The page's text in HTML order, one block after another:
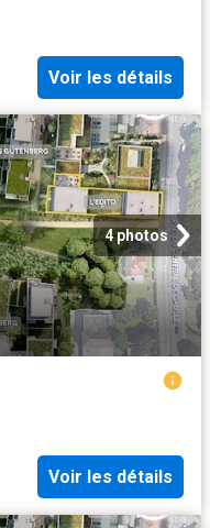
Voir les détails
4 photos
Voir les détails